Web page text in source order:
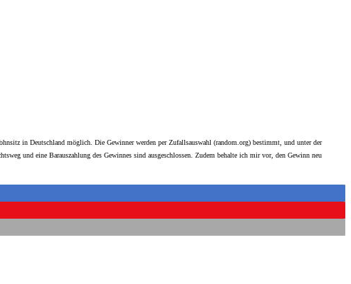
in Deutschland möglich. Die Gewinner werden per Zufallsauswahl (random.org) bestimmt, und unter der
und eine Barauszahlung des Gewinnes sind ausgeschlossen. Zudem behalte ich mir vor, den Gewinn neu